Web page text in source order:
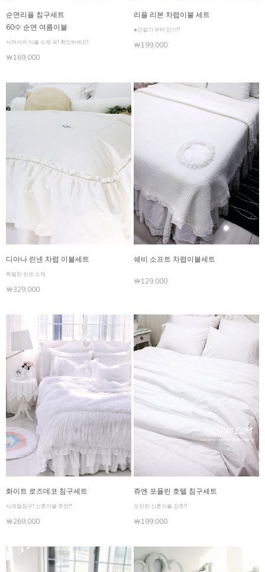
순면리플 침구세트
60수 순면 여름이불
시어서커 이불 소재 꼭! 확인하세요!
￦169,000
리플 리본 차렵이불 세트
♣간절기 부터 인기!!
￦199,000
디아나 린넨 차렵 이불세트
특별한 린넨 소재
￦329,000
쉐비 소프트 차렵이불세트
￦129,000
화이트 로즈데코 침구세트
사계절침구! 신혼이불 추천!!
￦269,000
쥬엔 포플린 호텔 침구세트
모던한 신혼이불 강추!!
￦199,000